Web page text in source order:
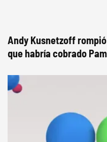
Andy Kusnetzoff
que habría cobrado